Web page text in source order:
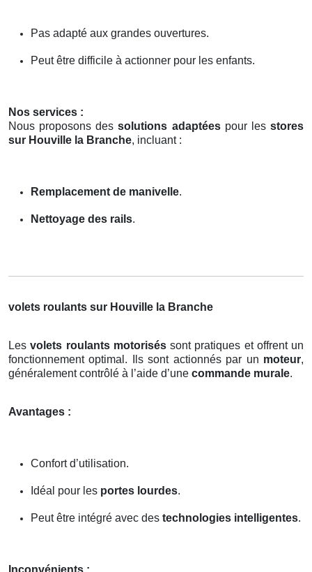
Pas adapté aux grandes ouvertures.
Peut être difficile à actionner pour les enfants.
Nos services :
Nous proposons dessolutions adaptéespour lesstores
sur Houville la Branche, incluant :
Remplacement de manivelle.
Nettoyage des rails.
volets roulants sur Houville la Branche
Lesvolets roulants motoriséssont pratiques et offrent un
fonctionnement optimal. Ils sont actionnés par un moteur,
généralement contrôlé à l’aide d’une commande murale.
Avantages :
Confort d’utilisation.
Idéal pour les portes lourdes.
Peut être intégré avec des technologies intelligentes.
Inconvénients :